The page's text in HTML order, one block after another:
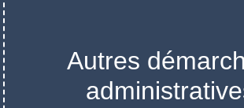
Autres